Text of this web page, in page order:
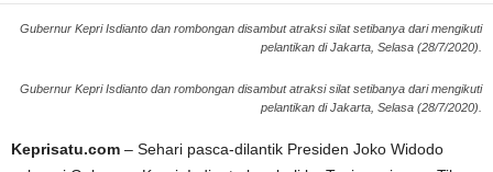
Gubernur Kepri Isdianto dan rombongan disambut atraksi silat setibanya dari mengikuti
pelantikan di Jakarta, Selasa (28/7/2020).
Gubernur Kepri Isdianto dan rombongan disambut atraksi silat setibanya dari mengikuti
pelantikan di Jakarta, Selasa (28/7/2020).
Keprisatu.com – Sehari pasca-dilantik Presiden Joko Widodo